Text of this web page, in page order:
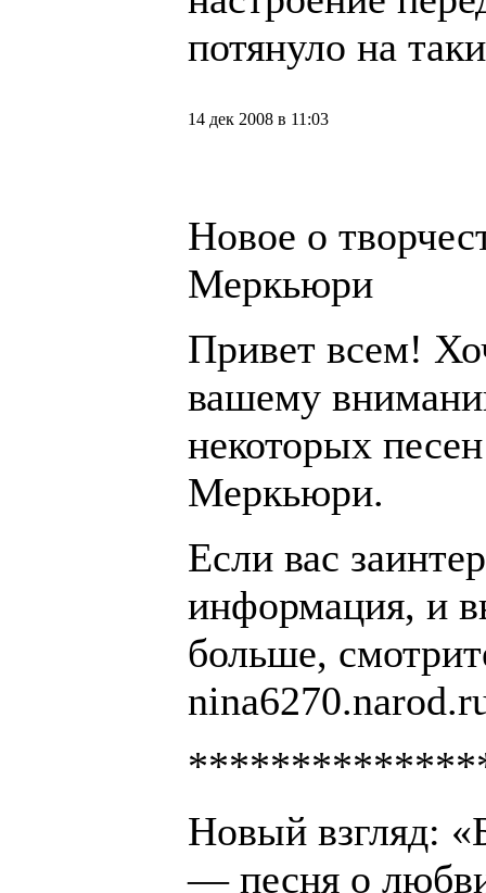
потянуло на
14 дек 2008 в 11:03
Новое о
Меркьюри
Привет всем!
вашему
некоторых
Меркьюри.
Если вас
информация, и
больше,
Новый взгляд:
— песня о